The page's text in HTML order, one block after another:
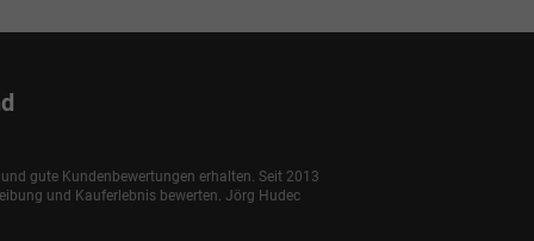
gute Kundenbewertungen erhalten. Seit 2013
und Kauferlebnis bewerten. Jörg Hudec